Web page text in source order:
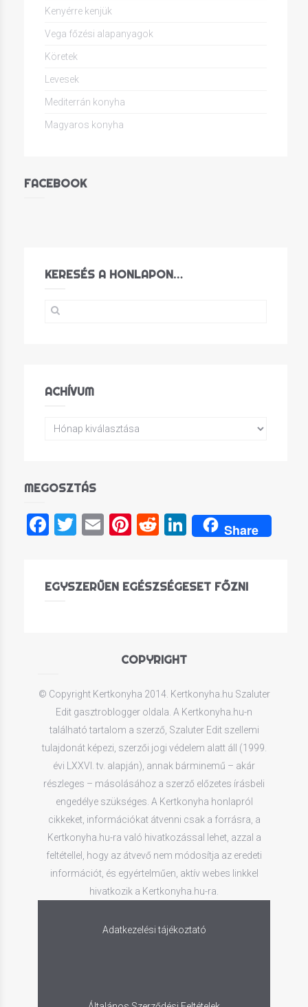
Kenyérre kenjük
Vega főzési alapanyagok
Köretek
Levesek
Mediterrán konyha
Magyaros konyha
FACEBOOK
KERESÉS A HONLAPON…
ACHÍVUM
MEGOSZTÁS
Facebook
Twitter
EmailPinterest
RedditLinkedIn
Share
EGYSZERŰEN EGÉSZSÉGESET FŐZNI
COPYRIGHT
© Copyright Kertkonyha 2014. Kertkonyha.hu Szaluter
Edit gasztroblogger oldala. A Kertkonyha.hu-n
található tartalom a szerző, Szaluter Edit szellemi
tulajdonát képezi, szerzői jogi védelem alatt áll (1999.
évi LXXVI. tv. alapján), annak bárminemű – akár
részleges – másolásához a szerző előzetes írásbeli
engedélye szükséges. A Kertkonyha honlapról
cikkeket, információkat átvenni csak a forrásra, a
Kertkonyha.hu-ra való hivatkozással lehet, azzal a
feltétellel, hogy az átvevő nem módosítja az eredeti
információt, és egyértelműen, aktív webes linkkel
hivatkozik a Kertkonyha.hu-ra.
Adatkezelési tájékoztató